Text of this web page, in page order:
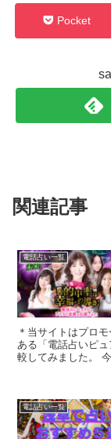
Pocket
関連記事
電話占い一覧
＊当サイトはプロモーショ
ある「電話占いピ
較してみました。 今回は、電話占いをお願いするにあたり基本とな
電話占い一覧